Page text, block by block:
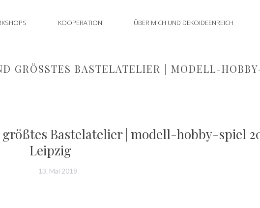
KOOPERATION ÜBER MICH UND DEKOIDEENREICH
BASTELATELIER | MODELL-HOBBY-
Bastelatelier | modell-hobby-spiel
Leipzig
13. Mai 2018